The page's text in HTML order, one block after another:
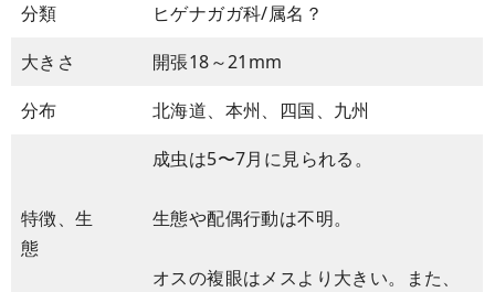
分類
ヒゲナガガ科/属名？
大きさ
開張18～21mm
分布
北海道、本州、四国、九州
特徴、生
態
成虫は5〜7月に見られる。
生態や配偶行動は不明。
オスの複眼はメスより大きい。また、